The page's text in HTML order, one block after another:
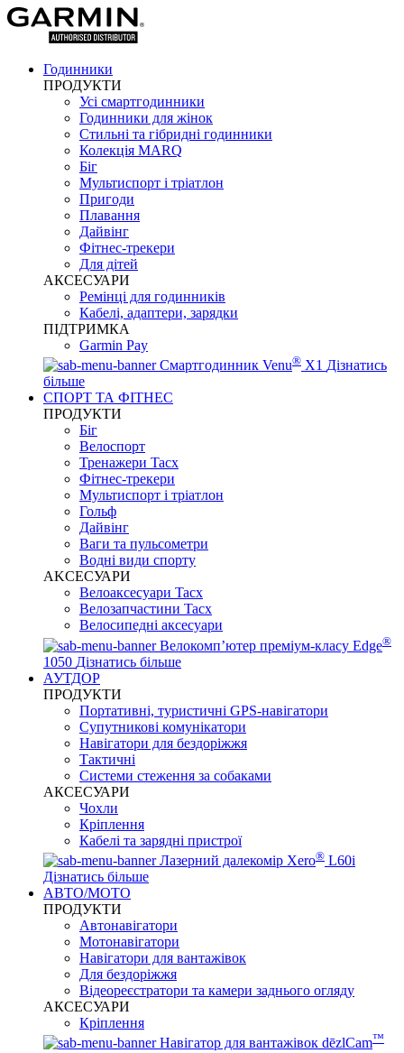
Годинники
ПРОДУКТИ
Усі смартгодинники
Годинники для жінок
Стильні та гібридні годинники
Колекція MARQ
Біг
Мультиспорт і тріатлон
Пригоди
Плавання
Дайвінг
Фітнес-трекери
Для дітей
АКСЕСУАРИ
Ремінці для годинників
Кабелі, адаптери, зарядки
ПІДТРИМКА
Garmin Pay
Смартгодинник Venu® X1 Дізнатись
більше
СПОРТ ТА ФІТНЕС
ПРОДУКТИ
Біг
Велоспорт
Тренажери Tacx
Фітнес-трекери
Мультиспорт і тріатлон
Гольф
Дайвінг
Ваги та пульсометри
Водні види спорту
AKCЕСУАРИ
Велоаксесуари Tacx
Велозапчастини Tacx
Велосипедні аксесуари
Велокомп’ютер преміум-класу Edge®
1050 Дізнатись більше
АУТДОР
ПРОДУКТИ
Портативні, туристичні GPS-навігатори
Супутникові комунікатори
Навігатори для бездоріжжя
Тактичні
Системи стеження за собаками
АКСЕСУАРИ
Чохли
Кріплення
Кабелі та зарядні пристрої
Лазерний далекомір Xero® L60i
Дізнатись більше
АВТО/МОТО
ПРОДУКТИ
Автонавігатори
Мотонавігатори
Навігатори для вантажівок
Для бездоріжжя
Відеореєстратори та камери заднього огляду
АКСЕСУАРИ
Кріплення
Навігатор для вантажівок dēzlCam™